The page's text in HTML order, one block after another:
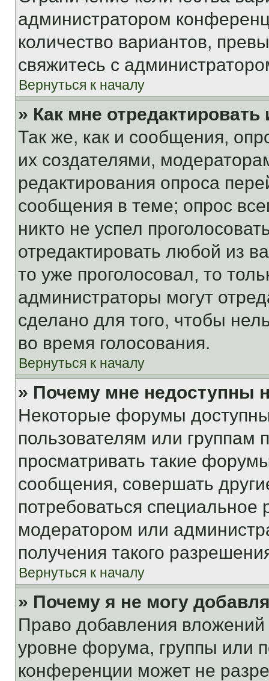
администратором
количество вариантов,
свяжитесь с
Вернуться к началу
» Как мне
Так же, как и сообщения,
их создателями,
редактирования опроса
сообщения в теме; опрос
никто не успел
отредактировать любой из
то уже проголосовал, то
администраторы могут
сделано для того, чтобы
во время голосования.
Вернуться к началу
» Почему мне недоступны
Некоторые форумы
пользователям или группам
просматривать такие
сообщения, совершать
потребоваться
модератором или
получения такого
Вернуться к началу
» Почему я не могу
Право добавления
уровне форума, группы или
конференции может не